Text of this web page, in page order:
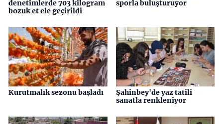
denetimlerde 703 kilogram
bozuk et ele geçirildi
sporla buluşturuyor
Kurutmalık sezonu başladı
Şahinbey'de yaz tatili
sanatla renkleniyor